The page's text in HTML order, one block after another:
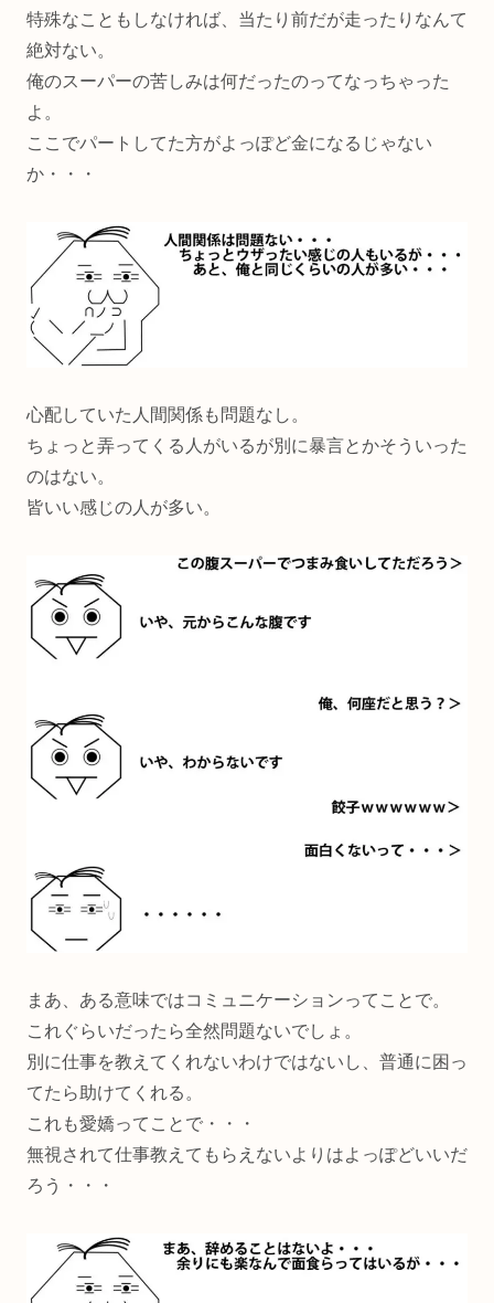
特殊なこともしなければ、当たり前だが走ったりなんて
絶対ない。
俺のスーパーの苦しみは何だったのってなっちゃった
よ。
ここでパートしてた方がよっぽど金になるじゃない
か・・・
心配していた人間関係も問題なし。
ちょっと弄ってくる人がいるが別に暴言とかそういった
のはない。
皆いい感じの人が多い。
まあ、ある意味ではコミュニケーションってことで。
これぐらいだったら全然問題ないでしょ。
別に仕事を教えてくれないわけではないし、普通に困っ
てたら助けてくれる。
これも愛嬌ってことで・・・
無視されて仕事教えてもらえないよりはよっぽどいいだ
ろう・・・